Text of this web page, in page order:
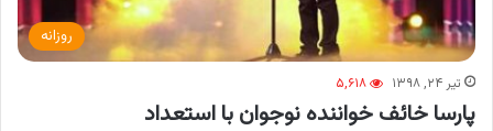
روزانه
تیر ۲۴, ۱۳۹۸ ۵,۶۱۸
پارسا خائف خواننده نوجوان با استعداد